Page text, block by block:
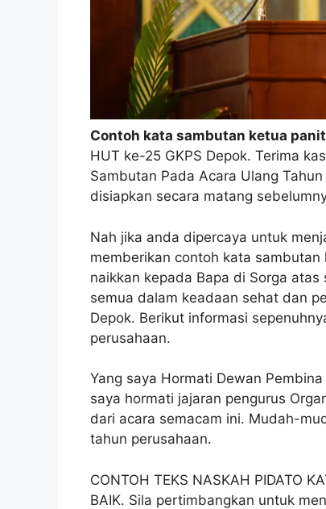
Contoh kata sambutan ketua
HUT ke-25 GKPS Depok. Terima
Sambutan Pada Acara Ulang
disiapkan secara matang
Nah jika anda dipercaya untuk
memberikan contoh kata
naikkan kepada Bapa di Sorga
semua dalam keadaan sehat dan
Depok. Berikut informasi
perusahaan.
Yang saya Hormati Dewan
saya hormati jajaran pengurus
dari acara semacam ini. Mudah-
tahun perusahaan.
CONTOH TEKS NASKAH PIDATO
BAIK. Sila pertimbangkan untuk